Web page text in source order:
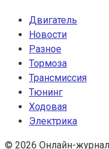
Двигатель
Новости
Разное
Тормоза
Трансмиссия
Тюнинг
Ходовая
Электрика
© 2026 Онлайн-